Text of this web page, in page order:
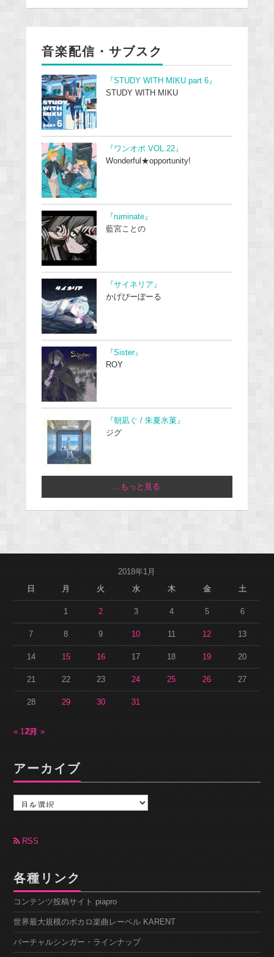
音楽配信・サブスク
『STUDY WITH MIKU part 6』
STUDY WITH MIKU
『ワンオポ VOL.22』
Wonderful★opportunity!
『ruminate』
藍宮ことの
『サイネリア』
かげぴーぼーる
『Sister』
ROY
『朝凪ぐ / 朱夏氷菓』
ジグ
...もっと見る
2018年1月
日
月 火 水 木 金 土
1 2 3 4 5 6
7 8 9 10 11 12 13
14 15 16 17 18 19 20
21 22 23 24 25 26 27
28 29 30 31
« 12月2月 »
アーカイブ
カ
ブRSS
各種リンク
コンテンツ投稿サイト piapro
世界最大規模のボカロ楽曲レーベル KARENT
バーチャルシンガー・ラインナップ